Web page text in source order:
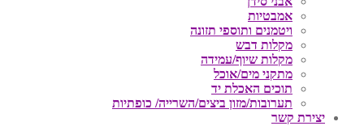
אמבטיות
ויטמנים ותוספי תזונה
מקלות דבש
מקלות שיוף/עמידה
מתקני מים/אוכל
תוכים האכלת יד
תערובות/מזון ביצים/השרייה/ כופתיות
יצירת קשר